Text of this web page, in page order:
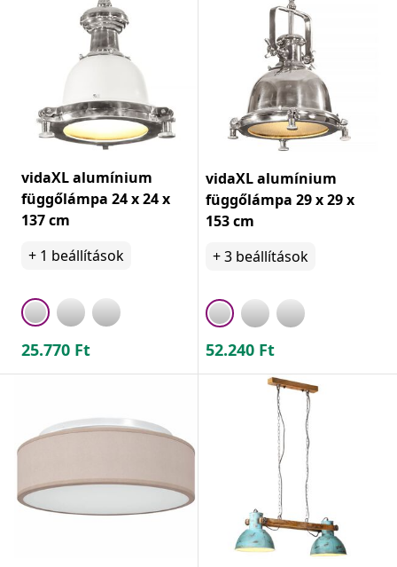
vidaXL alumínium
függőlámpa 24 x 24 x
137 cm
+ 1 beállítások
25.770 Ft
vidaXL alumínium
függőlámpa 29 x 29 x
153 cm
+3 beállítások
52.240 Ft